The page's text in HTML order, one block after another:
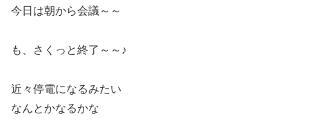
今日は朝から会議～～
も、さくっと終了～～♪
近々停電になるみたい
なんとかなるかな